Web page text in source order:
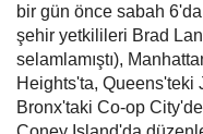
bir gün önce sabah
şehir yetkilileri Brad
selamlamıştı),
Heights'ta, Queens'teki
Bronx'taki Co-op